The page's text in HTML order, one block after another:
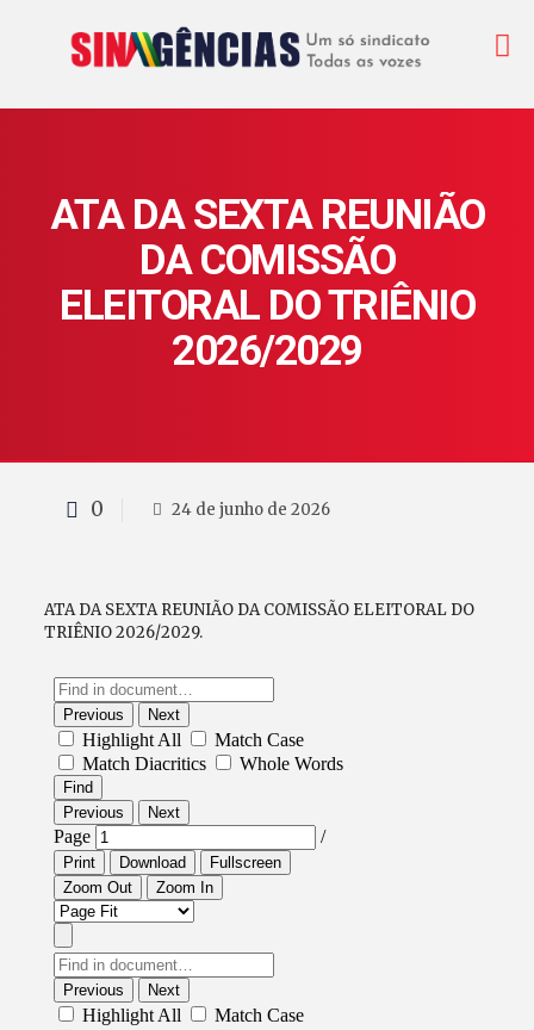
ATA DA SEXTA REUNIÃO
DA COMISSÃO
ELEITORAL DO TRIÊNIO
2026/2029
0 24 de junho de 2026
ATA DA SEXTA REUNIÃO DA COMISSÃO ELEITORAL DO
TRIÊNIO 2026/2029.